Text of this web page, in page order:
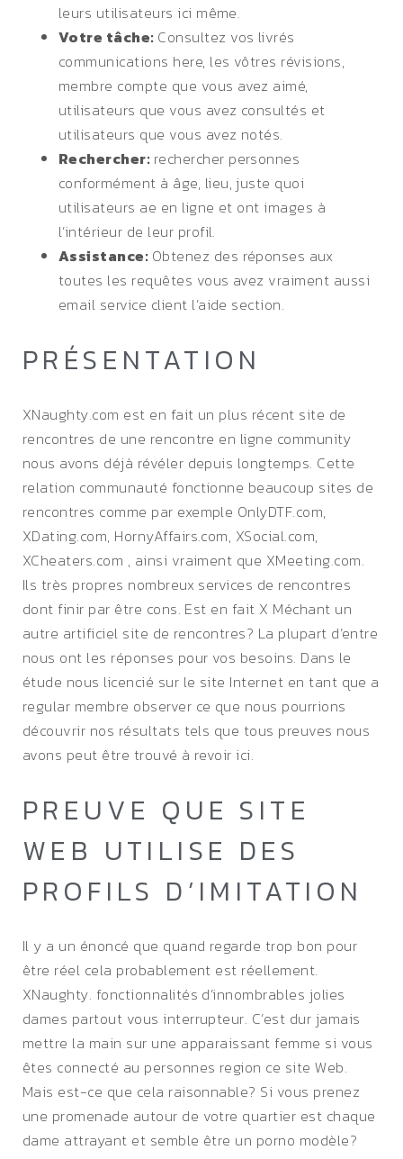
leurs utilisateurs ici même.
Votre tâche: Consultez vos livrés
communications here, les vôtres révisions,
membre compte que vous avez aimé,
utilisateurs que vous avez consultés et
utilisateurs que vous avez notés.
Rechercher: rechercher personnes
conformément à âge, lieu, juste quoi
utilisateurs ae en ligne et ont images à
l’intérieur de leur profil.
Assistance: Obtenez des réponses aux
toutes les requêtes vous avez vraiment aussi
email service client l’aide section.
PRÉSENTATION
XNaughty.com est en fait un plus récent site de
rencontres de une rencontre en ligne community
nous avons déjà révéler depuis longtemps. Cette
relation communauté fonctionne beaucoup sites de
rencontres comme par exemple OnlyDTF.com,
XDating.com, HornyAffairs.com, XSocial.com,
XCheaters.com , ainsi vraiment que XMeeting.com.
Ils très propres nombreux services de rencontres
dont finir par être cons. Est en fait X Méchant un
autre artificiel site de rencontres? La plupart d’entre
nous ont les réponses pour vos besoins. Dans le
étude nous licencié sur le site Internet en tant que a
regular membre observer ce que nous pourrions
découvrir nos résultats tels que tous preuves nous
avons peut être trouvé à revoir ici.
PREUVE QUE SITE
WEB UTILISE DES
PROFILS D’IMITATION
Il y a un énoncé que quand regarde trop bon pour
être réel cela probablement est réellement.
XNaughty. fonctionnalités d’innombrables jolies
dames partout vous interrupteur. C’est dur jamais
mettre la main sur une apparaissant femme si vous
êtes connecté au personnes region ce site Web.
Mais est-ce que cela raisonnable? Si vous prenez
une promenade autour de votre quartier est chaque
dame attrayant et semble être un porno modèle?